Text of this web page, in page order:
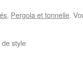
, Pergola et tonnelle.
style